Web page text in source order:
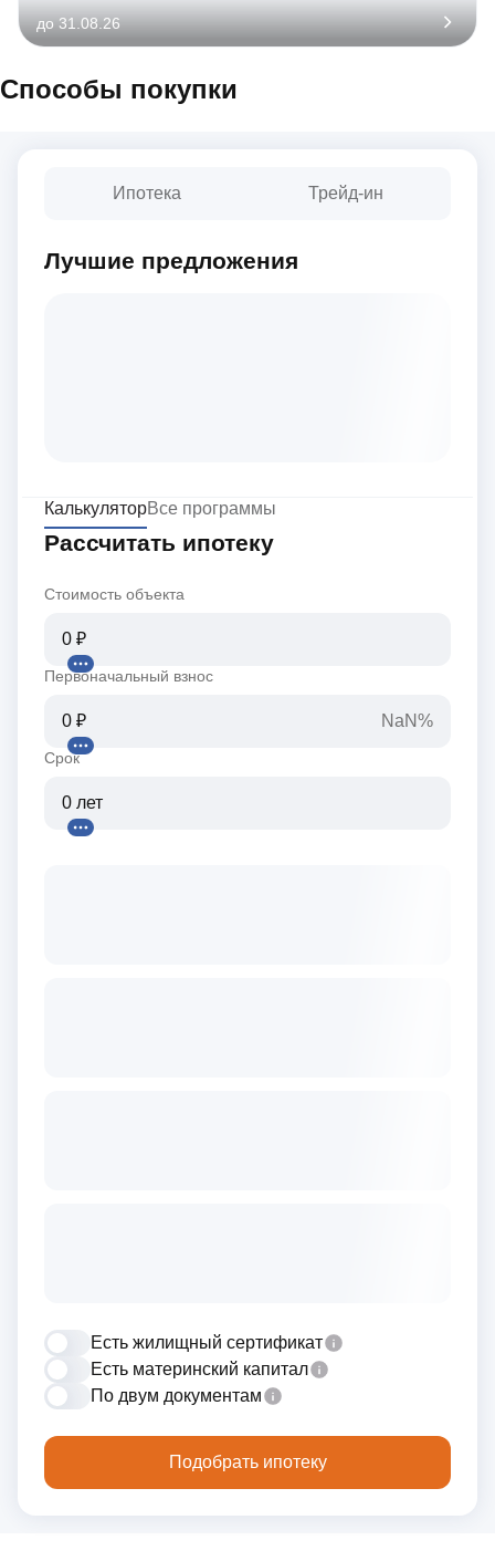
до 31.08.26
Способы покупки
Ипотека Трейд-ин
Лучшие предложения
КалькуляторВсе программы
Рассчитать ипотеку
Стоимость объекта
Первоначальный взнос
NaN%
Срок
Есть жилищный сертификат
Есть материнский капитал
По двум документам
Подобрать ипотеку